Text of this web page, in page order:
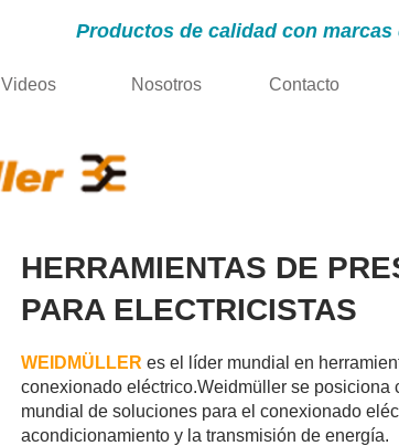
Productos de calidad con
Videos Nosotros Contacto
HERRAMIENTAS DE
PARA ELECTRICISTAS
WEIDMÜLLER es el líder mundial en
conexionado eléctrico.Weidmüller se posiciona
mundial de soluciones para el conexionado
acondicionamiento y la transmisión de energía.